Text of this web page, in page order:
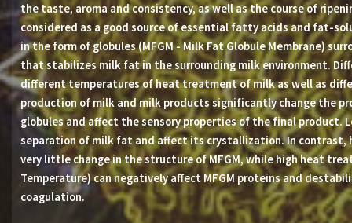
the taste, aroma and consistency, as well as the course of
considered as a good source of essential fatty acids and fat-
in the form of globules (MFGM - Milk Fat Globule Membrane)
that stabilizes milk fat in the surrounding milk environment.
different temperatures of heat treatment of milk as well as
production of milk and milk products significantly change the
globules and affect the sensory properties of the final product.
separation of milk fat and affect its crystallization. In contrast,
very little change in the structure of MFGM, while high heat
Temperature) can negatively affect MFGM proteins and
coagulation.